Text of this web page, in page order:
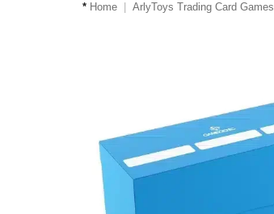
* Home ArlyToys Trading Card Games